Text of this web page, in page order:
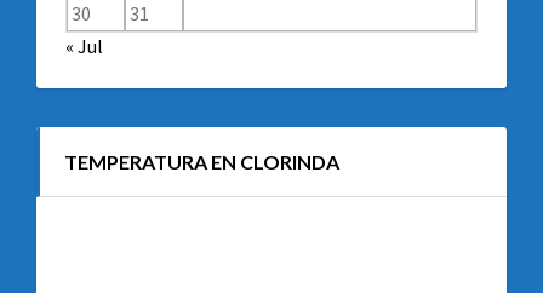
30
31
« Jul
TEMPERATURA EN CLORINDA